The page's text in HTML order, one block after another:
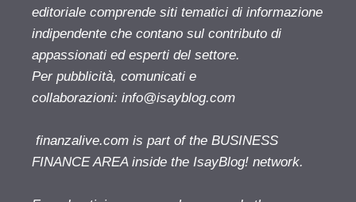
editoriale comprende siti tematici di informazione
indipendente che contano sul contributo di
appassionati ed esperti del settore.
Per pubblicità, comunicati e
collaborazioni: info@isayblog.com
finanzalive.com is part of the BUSINESS
FINANCE AREA inside the IsayBlog! network.